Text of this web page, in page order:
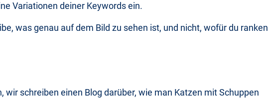
Variationen deiner Keywords ein.
was genau auf dem Bild zu sehen ist, und nicht, wofür du ranken
wir schreiben einen Blog darüber, wie man Katzen mit Schuppen